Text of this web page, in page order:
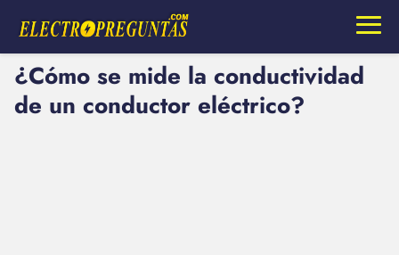
¿Cómo se mide la conductividad
de un conductor eléctrico?